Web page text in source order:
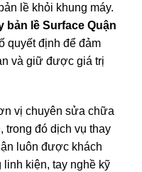
lề khỏi khung máy.
bản lề Surface Quận
quyết định để đảm
và giữ được giá trị
vị chuyên sửa chữa
trong đó dịch vụ thay
luôn được khách
kiện, tay nghề kỹ